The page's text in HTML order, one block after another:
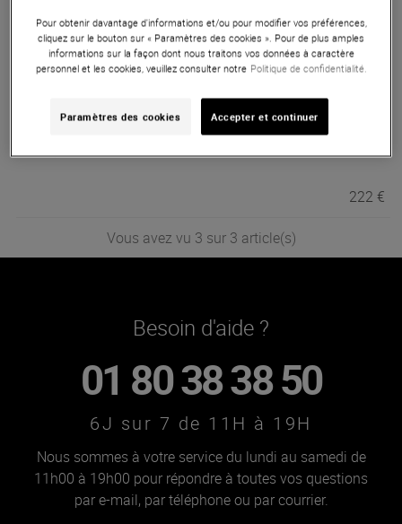
479 €
StudiologicSL MIXFACE
222 €
Vous avez vu 3 sur 3 article(s)
Besoin d'aide ?
01 80 38 38 50
6J sur 7 de 11H à 19H
Nous sommes à votre service du lundi au samedi de
11h00 à 19h00 pour répondre à toutes vos questions
par e-mail, par téléphone ou par courrier.
Pour obtenir davantage d'informations et/ou pour modifier vos préférences,
cliquez sur le bouton sur « Paramètres des cookies ». Pour de plus amples
informations sur la façon dont nous traitons vos données à caractère
personnel et les cookies, veuillez consulter notre Politique de confidentialité.
Paramètres des cookies Accepter et continuer